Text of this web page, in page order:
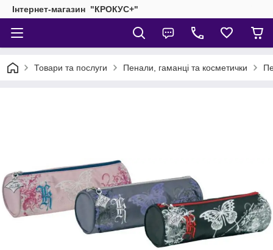
Інтернет-магазин "КРОКУС+"
Товари та послуги Пенали, гаманці та косметички